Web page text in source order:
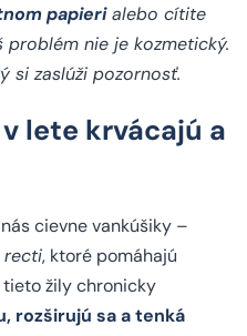
papierialebo cítite
problém nie je kozmetický.
si zaslúži pozornosť.
lete krvácajú a
cievne vankúšiky –
recti, ktoré pomáhajú
tieto žily chronicky
rozširujú sa a tenká